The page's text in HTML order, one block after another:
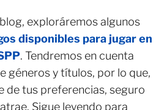
exploráremos algunos
disponibles para jugar en
. Tendremos en cuenta
géneros y títulos, por lo que,
de tus preferencias, seguro
Sigue leyendo para